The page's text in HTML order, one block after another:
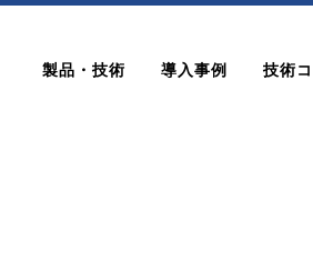
製品・技術 導入事例 技術